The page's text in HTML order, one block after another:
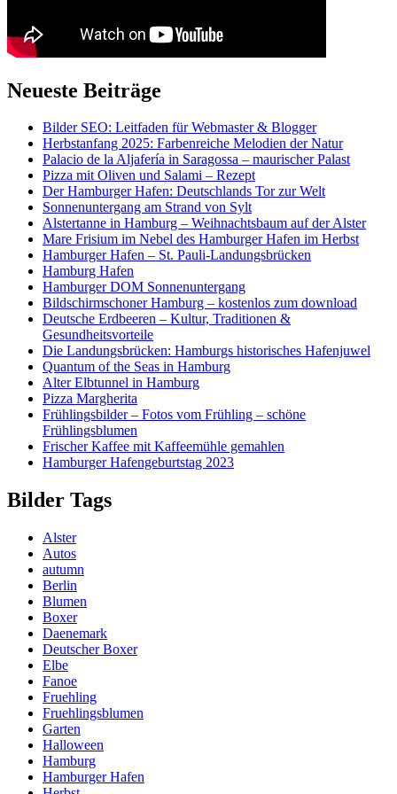
Neueste Beiträge
Bilder SEO: Leitfaden für Webmaster & Blogger
Herbstanfang 2025: Farbenreiche Melodien der Natur
Palacio de la Aljafería in Saragossa – maurischer Palast
Pizza mit Oliven und Salami – Rezept
Der Hamburger Hafen: Deutschlands Tor zur Welt
Sonnenuntergang am Strand von Sylt
Alstertanne in Hamburg – Weihnachtsbaum auf der Alster
Mare Frisium im Nebel des Hamburger Hafen im Herbst
Hamburger Hafen – St. Pauli-Landungsbrücken
Hamburg Hafen
Hamburger DOM Sonnenuntergang
Bildschirmschoner Hamburg – kostenlos zum download
Deutsche Erdbeeren – Kultur, Traditionen &
Gesundheitsvorteile
Die Landungsbrücken: Hamburgs historisches Hafenjuwel
Quantum of the Seas in Hamburg
Alter Elbtunnel in Hamburg
Pizza Margherita
Frühlingsbilder – Fotos vom Frühling – schöne
Frühlingsblumen
Frischer Kaffee mit Kaffeemühle gemahlen
Hamburger Hafengeburtstag 2023
Bilder Tags
Alster
Autos
autumn
Berlin
Blumen
Boxer
Daenemark
Deutscher Boxer
Elbe
Fanoe
Fruehling
Fruehlingsblumen
Garten
Halloween
Hamburg
Hamburger Hafen